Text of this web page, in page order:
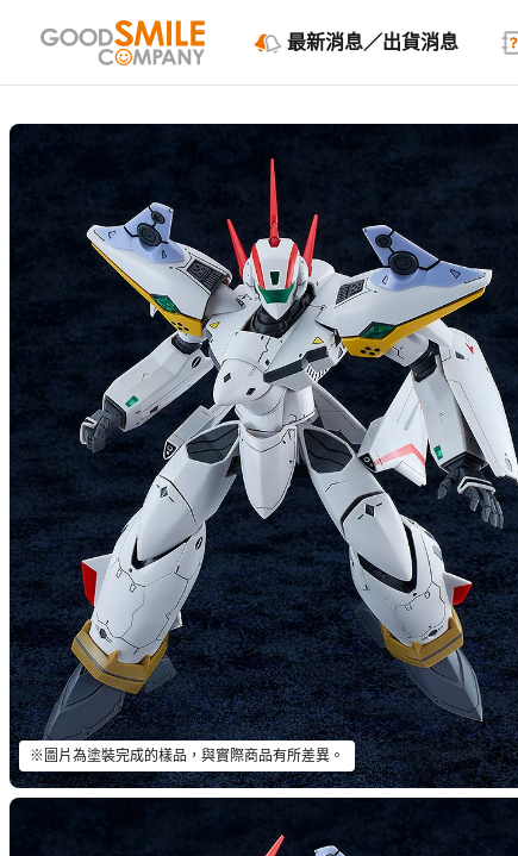
最新消息／出貨消息
※圖片為塗裝完成的樣品，與實際商品有所差異。